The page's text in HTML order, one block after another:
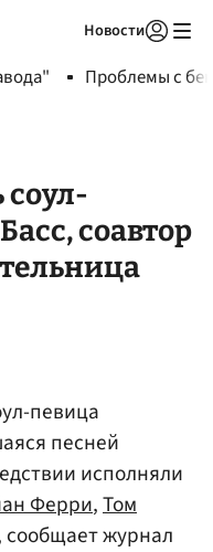
Новости
Проблемы с
соавтор
певица
песней
исполняли
Ферри,Том
сообщает журнал